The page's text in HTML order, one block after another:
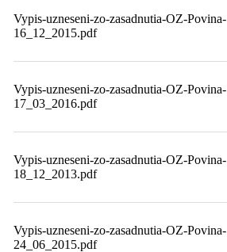
Vypis-uzneseni-zo-zasadnutia-OZ-Povina-
16_12_2015.pdf
Vypis-uzneseni-zo-zasadnutia-OZ-Povina-
17_03_2016.pdf
Vypis-uzneseni-zo-zasadnutia-OZ-Povina-
18_12_2013.pdf
Vypis-uzneseni-zo-zasadnutia-OZ-Povina-
24_06_2015.pdf